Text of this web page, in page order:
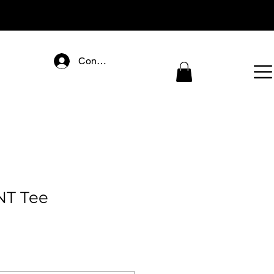
Connectez-vous
Tee